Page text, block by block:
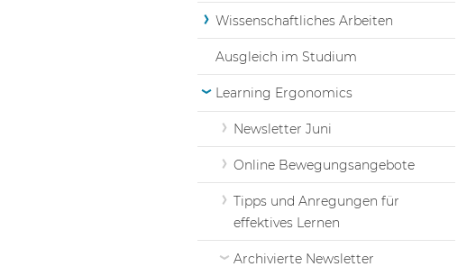
Wissenschaftliches Arbeiten
Ausgleich im Studium
Learning Ergonomics
Newsletter Juni
Online Bewegungsangebote
Tipps und Anregungen für
effektives Lernen
Archivierte Newsletter